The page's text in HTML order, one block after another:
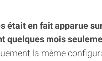
était en fait apparue
quelques mois
la même